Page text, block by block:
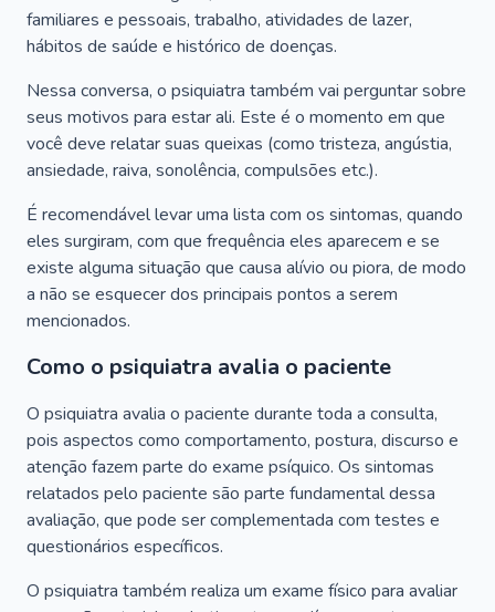
familiares e pessoais, trabalho, atividades de lazer,
hábitos de saúde e histórico de doenças.
Nessa conversa, o psiquiatra também vai perguntar sobre
seus motivos para estar ali. Este é o momento em que
você deve relatar suas queixas (como tristeza, angústia,
ansiedade, raiva, sonolência, compulsões etc.).
É recomendável levar uma lista com os sintomas, quando
eles surgiram, com que frequência eles aparecem e se
existe alguma situação que causa alívio ou piora, de modo
a não se esquecer dos principais pontos a serem
mencionados.
Como o psiquiatra avalia o paciente
O psiquiatra avalia o paciente durante toda a consulta,
pois aspectos como comportamento, postura, discurso e
atenção fazem parte do exame psíquico. Os sintomas
relatados pelo paciente são parte fundamental dessa
avaliação, que pode ser complementada com testes e
questionários específicos.
O psiquiatra também realiza um exame físico para avaliar